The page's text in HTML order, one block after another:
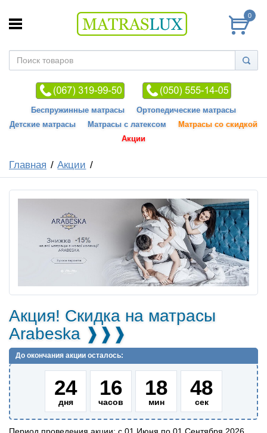
0
Беспружинные матрасы
Ортопедические матрасы
Детские матрасы
Матрасы с латексом
Матрасы со скидкой
Акции
Главная Акции
Акция! Скидка на матрасы
Arabeska ❱❱❱
До окончания акции осталось:
24
дня
16
часов
18
мин
48
сек